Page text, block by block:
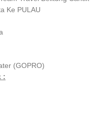
Ke PULAU
(GOPRO)
: